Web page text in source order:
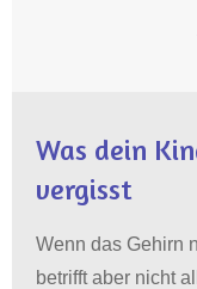
Was dein
vergisst
Wenn das Gehirn
betrifft aber nicht